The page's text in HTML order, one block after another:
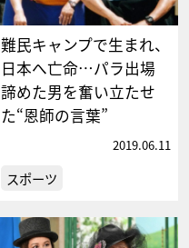
難民キャンプで生まれ、
日本へ亡命…パラ出場
諦めた男を奮い立たせ
た“恩師の言葉”
2019.06.11
スポーツ